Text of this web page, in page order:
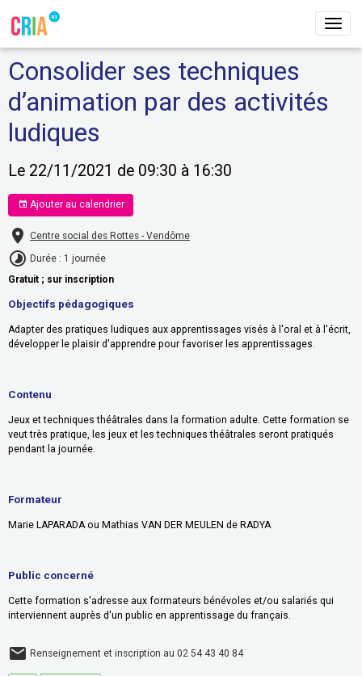
Consolider ses techniques
d’animation par des activités
ludiques
Le 22/11/2021 de 09:30 à 16:30
Ajouter au calendrier
Centre social des Rottes - Vendôme
Durée : 1 journée
Gratuit ; sur inscription
Objectifs pédagogiques
Adapter des pratiques ludiques aux apprentissages visés à l'oral et à l'écrit,
développer le plaisir d'apprendre pour favoriser les apprentissages.
Contenu
Jeux et techniques théâtrales dans la formation adulte. Cette formation se
veut très pratique, les jeux et les techniques théâtrales seront pratiqués
pendant la journée.
Formateur
Marie LAPARADA ou Mathias VAN DER MEULEN de RADYA
Public concerné
Cette formation s'adresse aux formateurs bénévoles et/ou salariés qui
interviennent auprès d'un public en apprentissage du français.
Renseignement et inscription au 02 54 43 40 84